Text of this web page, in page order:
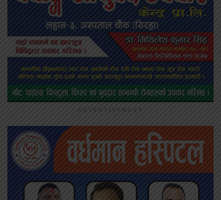
ADVERTISEMENT